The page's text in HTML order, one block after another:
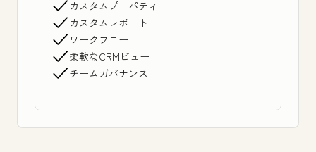
カスタムプロパティー
カスタムレポート
ワークフロー
柔軟なCRMビュー
チームガバナンス